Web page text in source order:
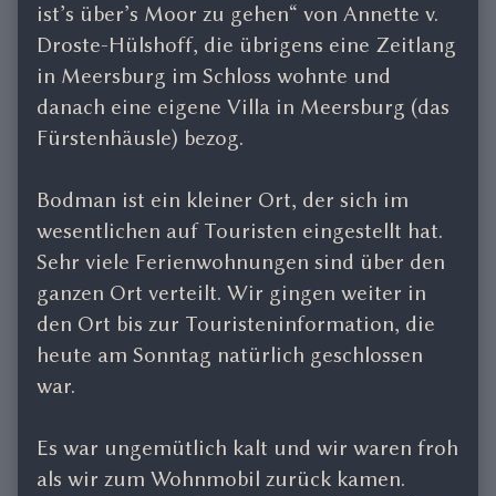
ist’s über’s Moor zu gehen“ von Annette v.
Droste-Hülshoff, die übrigens eine Zeitlang
in Meersburg im Schloss wohnte und
danach eine eigene Villa in Meersburg (das
Fürstenhäusle) bezog.
Bodman ist ein kleiner Ort, der sich im
wesentlichen auf Touristen eingestellt hat.
Sehr viele Ferienwohnungen sind über den
ganzen Ort verteilt. Wir gingen weiter in
den Ort bis zur Touristeninformation, die
heute am Sonntag natürlich geschlossen
war.
Es war ungemütlich kalt und wir waren froh
als wir zum Wohnmobil zurück kamen.